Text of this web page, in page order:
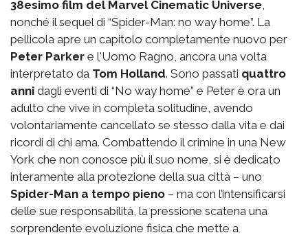
38esimo film del Marvel Cinematic Universe,
nonché il sequel di “Spider-Man: no way home”. La
pellicola apre un capitolo completamente nuovo per
Peter Parker e l'Uomo Ragno, ancora una volta
interpretato da Tom Holland. Sono passati quattro
anni dagli eventi di “No way home” e Peter è ora un
adulto che vive in completa solitudine, avendo
volontariamente cancellato se stesso dalla vita e dai
ricordi di chi ama. Combattendo il crimine in una New
York che non conosce più il suo nome, si è dedicato
interamente alla protezione della sua città – uno
Spider-Man a tempo pieno – ma con l’intensificarsi
delle sue responsabilità, la pressione scatena una
sorprendente evoluzione fisica che mette a